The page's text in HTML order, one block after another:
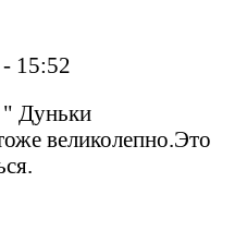
15:52
Дуньки
великолепно.Это